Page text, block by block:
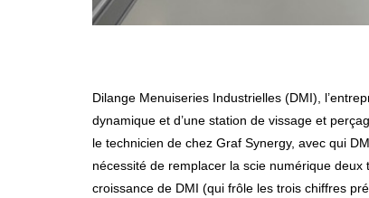
Dilange Menuiseries Industrielles (DMI),
dynamique et d’une station de vissage et
le technicien de chez Graf Synergy, avec qui
nécessité de remplacer la scie numérique
croissance de DMI (qui frôle les trois chiffres